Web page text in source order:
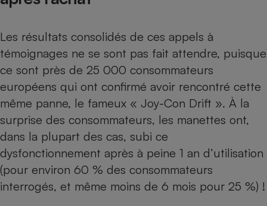
Les résultats consolidés de ces appels à
témoignages ne se sont pas fait attendre, puisque
ce sont près de 25 000 consommateurs
européens qui ont confirmé avoir rencontré cette
même panne, le fameux « Joy-Con Drift ». À la
surprise des consommateurs, les manettes ont,
dans la plupart des cas, subi ce
dysfonctionnement après à peine 1 an d’utilisation
(pour environ 60 % des consommateurs
interrogés, et même moins de 6 mois pour 25 %) !
Plaque de cuisson à
induction
Climatiseur -
Ventilateur
Climatiseur -
Ventilateur